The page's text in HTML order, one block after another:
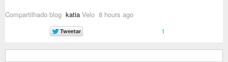
Compartilhado blog katia Velo 8 hours ago
1